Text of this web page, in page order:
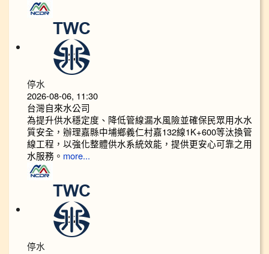
停水
2026-08-06, 11:30
台灣自來水公司
為提升供水穩定度、降低管線漏水風險並確保民眾用水水
質安全，辦理嘉縣中埔鄉義仁村嘉132線1K+600等汰換管
線工程，以強化整體供水系統效能，提供更安心可靠之用
水服務。 more...
停水